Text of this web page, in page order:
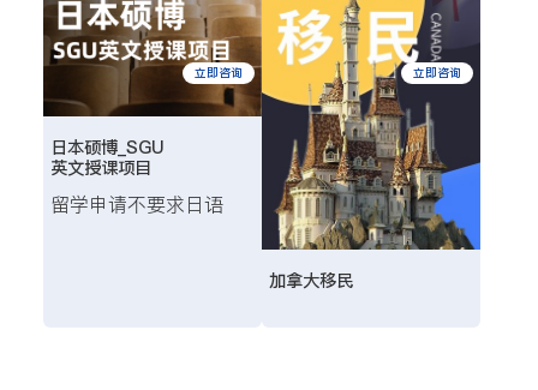
日本硕博_SGU
英文授课项目
留学申请不要求日语
立即咨询
加拿大移民
立即咨询